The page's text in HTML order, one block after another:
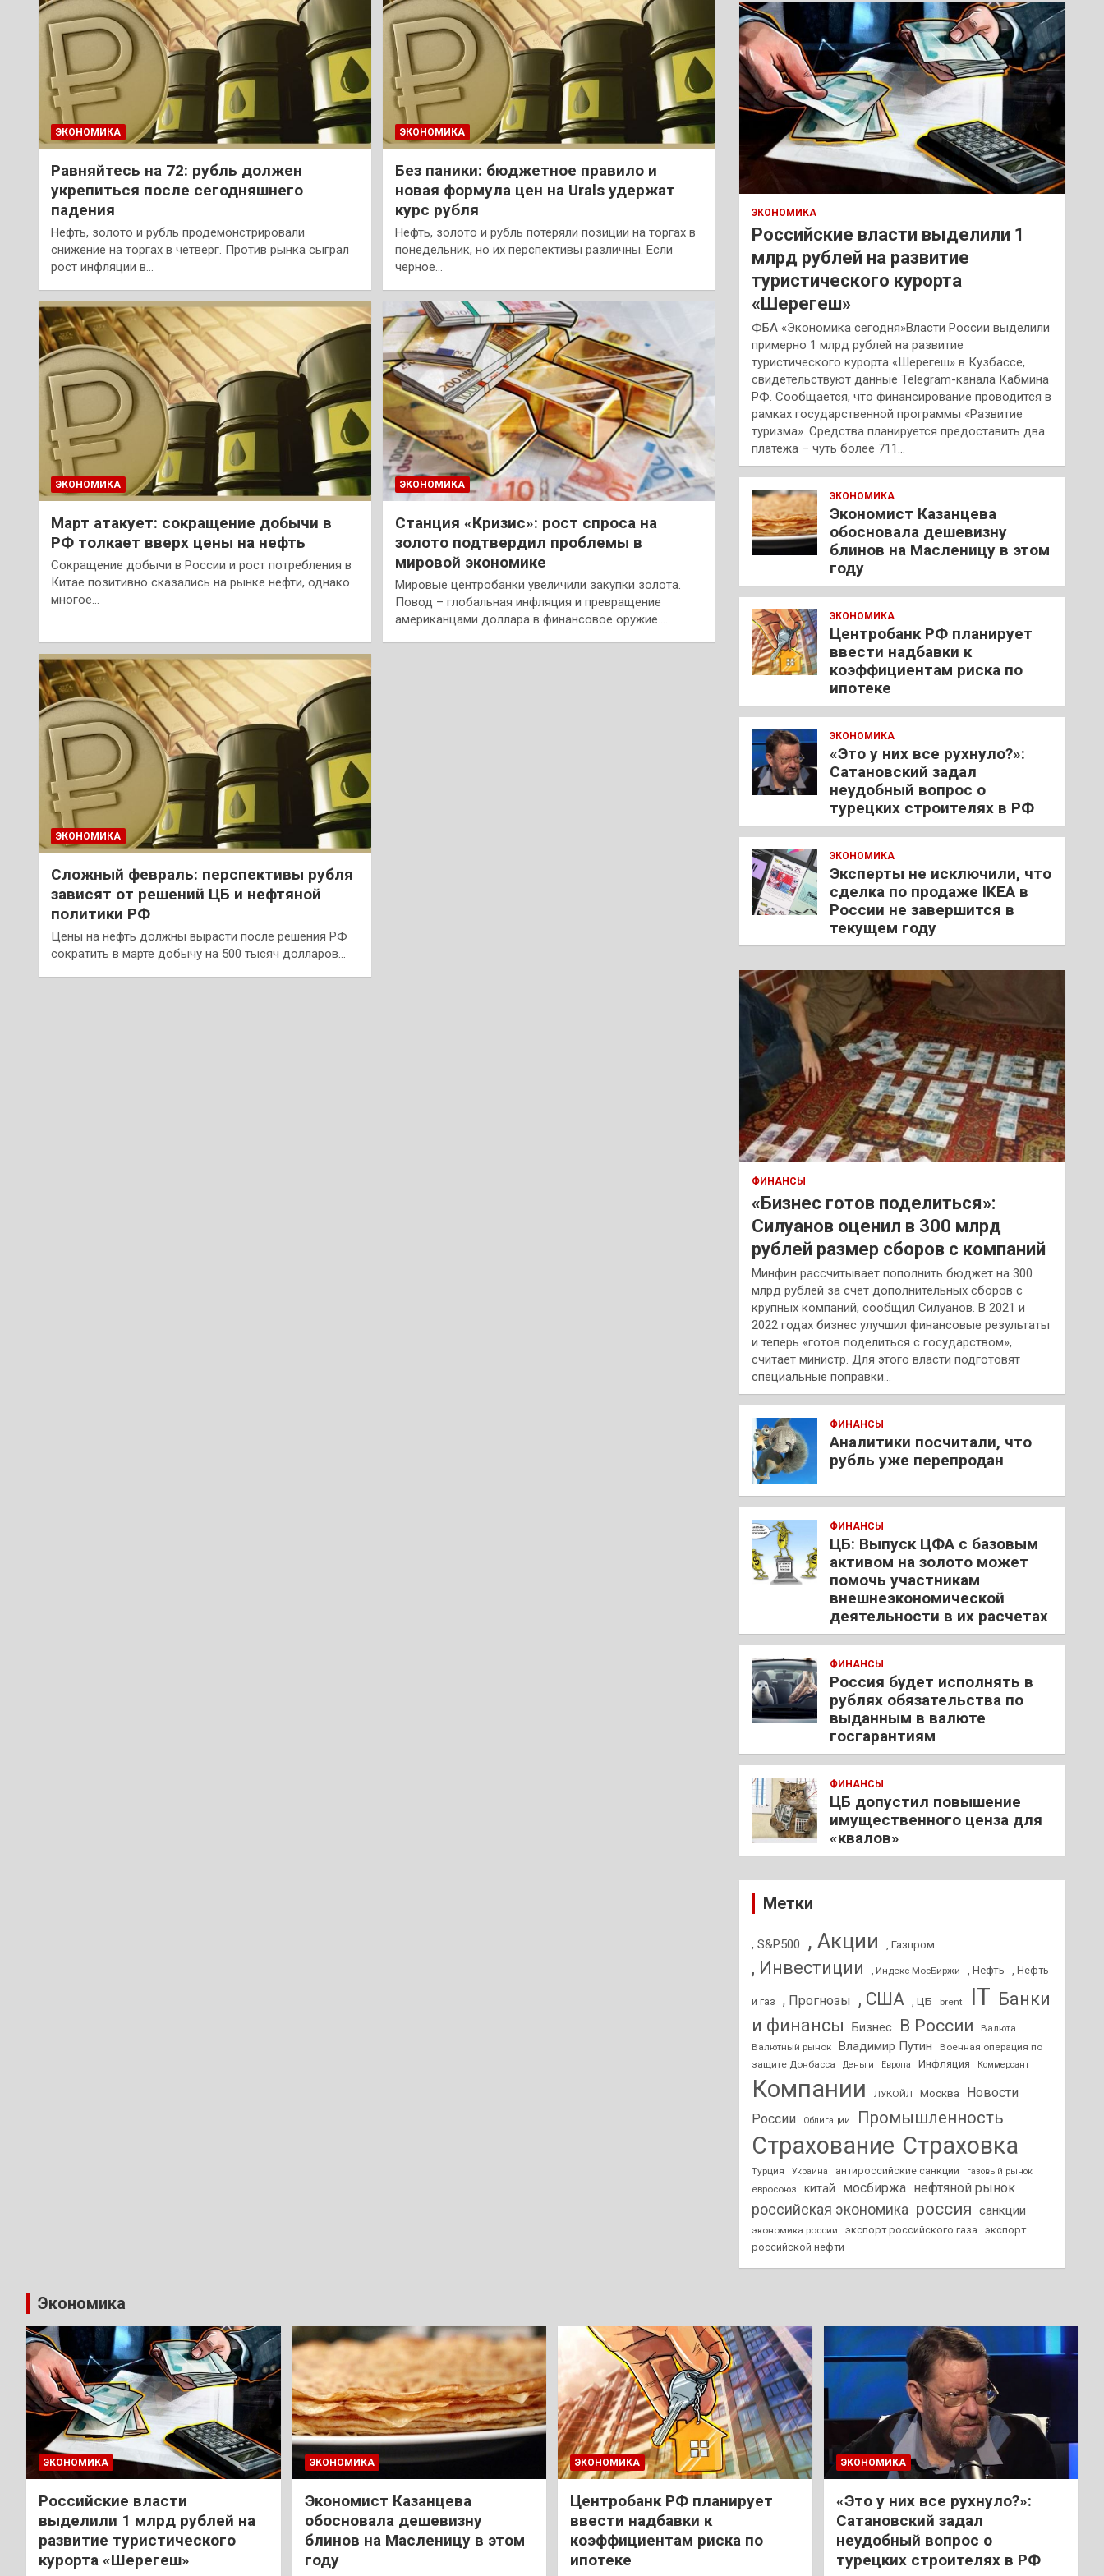
ЭКОНОМИКА
Равняйтесь на 72: рубль должен
укрепиться после сегодняшнего
падения
Нефть, золото и рубль продемонстрировали
снижение на торгах в четверг. Против рынка сыграл
рост инфляции в…
ЭКОНОМИКА
Без паники: бюджетное правило и
новая формула цен на Urals удержат
курс рубля
Нефть, золото и рубль потеряли позиции на торгах в
понедельник, но их перспективы различны. Если
черное…
ЭКОНОМИКА
Март атакует: сокращение добычи в
РФ толкает вверх цены на нефть
Сокращение добычи в России и рост потребления в
Китае позитивно сказались на рынке нефти, однако
многое…
ЭКОНОМИКА
Станция «Кризис»: рост спроса на
золото подтвердил проблемы в
мировой экономике
Мировые центробанки увеличили закупки золота.
Повод – глобальная инфляция и превращение
американцами доллара в финансовое оружие.…
ЭКОНОМИКА
Сложный февраль: перспективы рубля
зависят от решений ЦБ и нефтяной
политики РФ
Цены на нефть должны вырасти после решения РФ
сократить в марте добычу на 500 тысяч долларов…
к
ЭКОНОМИКА
Российские власти выделили 1
млрд рублей на развитие
туристического курорта
«Шерегеш»
ФБА «Экономика сегодня»Власти России выделили
примерно 1 млрд рублей на развитие
туристического курорта «Шерегеш» в Кузбассе,
свидетельствуют данные Telegram-канала Кабмина
РФ. Сообщается, что финансирование проводится в
рамках государственной программы «Развитие
туризма». Средства планируется предоставить два
платежа – чуть более 711…
ЭКОНОМИКА
Экономист Казанцева
обосновала дешевизну
блинов на Масленицу в этом
году
ЭКОНОМИКА
Центробанк РФ планирует
ввести надбавки к
коэффициентам риска по
ипотеке
ЭКОНОМИКА
«Это у них все рухнуло?»:
Сатановский задал
неудобный вопрос о
турецких строителях в РФ
ЭКОНОМИКА
Эксперты не исключили, что
сделка по продаже IKEA в
России не завершится в
текущем году
ФИНАНСЫ
«Бизнес готов поделиться»:
Силуанов оценил в 300 млрд
рублей размер сборов с компаний
Минфин рассчитывает пополнить бюджет на 300
млрд рублей за счет дополнительных сборов с
крупных компаний, сообщил Силуанов. В 2021 и
2022 годах бизнес улучшил финансовые результаты
и теперь «готов поделиться с государством»,
считает министр. Для этого власти подготовят
специальные поправки…
ФИНАНСЫ
Аналитики посчитали, что
рубль уже перепродан
ФИНАНСЫ
ЦБ: Выпуск ЦФА с базовым
активом на золото может
помочь участникам
внешнеэкономической
деятельности в их расчетах
ФИНАНСЫ
Россия будет исполнять в
рублях обязательства по
выданным в валюте
госгарантиям
ФИНАНСЫ
ЦБ допустил повышение
имущественного ценза для
«квалов»
Метки
, S&P500 , Акции , Газпром
, Инвестиции , Индекс МосБиржи , Нефть , Нефть
и газ , Прогнозы , США , ЦБ brent IT Банки
и финансы
Бизнес В России
Валюта
Валютный рынок
Владимир Путин
Военная операция по
защите Донбасса
Деньги Европа Инфляция Коммерсант
Компании ЛУКОЙЛ Москва
Новости
России
Облигации Промышленность
Страхование Страховка
Турция Украина антироссийские санкции газовый рынок
евросоюз китай мосбиржа нефтяной рынок
российская экономика россия санкции
экономика россии экспорт российского газа
экспорт
российской нефти
Экономика
ЭКОНОМИКА
Российские власти
выделили 1 млрд рублей на
развитие туристического
курорта «Шерегеш»
ЭКОНОМИКА
Экономист Казанцева
обосновала дешевизну
блинов на Масленицу в этом
году
ЭКОНОМИКА
Центробанк РФ планирует
ввести надбавки к
коэффициентам риска по
ипотеке
ЭКОНОМИКА
«Это у них все рухнуло?»:
Сатановский задал
неудобный вопрос о
турецких строителях в РФ